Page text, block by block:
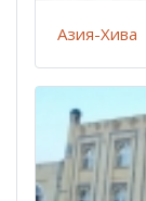
Азия-Хива